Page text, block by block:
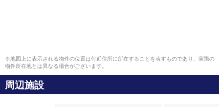
※地図上に表示される物件の位置は付近住所に所在することを表すものであり、実際の
物件所在地とは異なる場合がございます。
周辺施設